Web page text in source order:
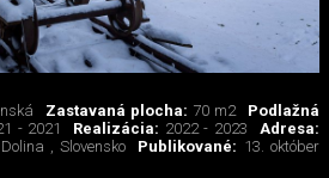
Zastavaná plocha: 70 m2
Podlažná
- 2021 Realizácia: 2022 - 2023
Adresa:
, Slovensko
Publikované: 13. október